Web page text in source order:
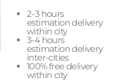
2-3 hours
estimation delivery
within city
3-4 hours
estimation delivery
inter-cities
100% free delivery
within city